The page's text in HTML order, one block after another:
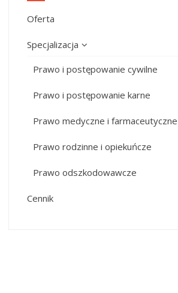
Oferta
Specjalizacja
Prawo i postępowanie cywilne
Prawo i postępowanie karne
Prawo medyczne i farmaceutyczne
Prawo rodzinne i opiekuńcze
Prawo odszkodowawcze
Cennik